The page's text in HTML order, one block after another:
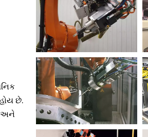
છે.
અને